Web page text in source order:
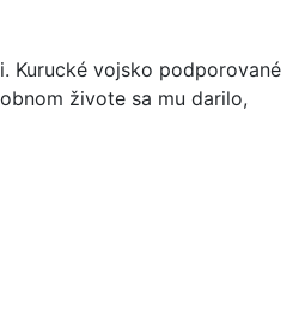
Kurucké vojsko podporované
živote sa mu darilo,